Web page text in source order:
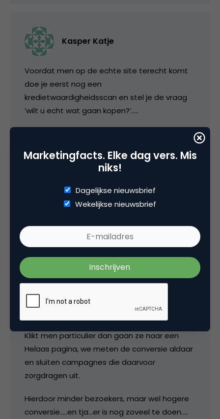
Kasper Katje
Voordat men op de echte site terecht komt
doe je eerst nog een
kredietwaardigheidsscan en stel je de vraag
‘wilt u echt wat gaan kopen?’…..
Gerben
He katja,
juridisch advies bureau.
Particulier of Zakelijk te vragen?
Klikt men particulier dan gaan ze naar een
Helaas pagina, we meten de conversie aldaar
en sluiten campagnes die daarvoor
zorgdragen uit.
Hierdoor minder bezoekers, maar wel hogere
conversie…..en tja…er is nog zoveel te doen…..
Marketingfacts. Elke dag vers. Mis
niks!
Dagelijkse nieuwsbrief
Wekelijkse nieuwsbrief